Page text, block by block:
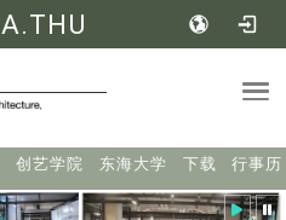
创艺学院 东海大学 下载 行事历